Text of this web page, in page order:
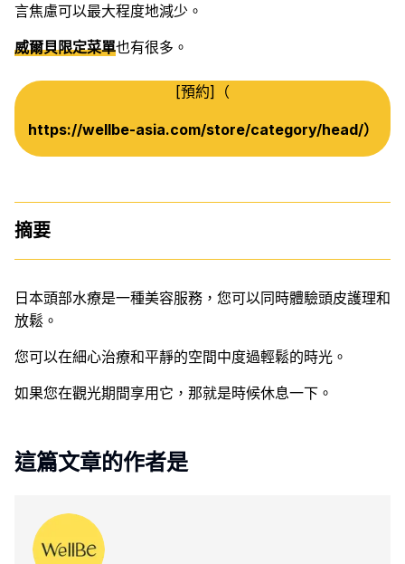
言焦慮可以最大程度地減少。
威爾貝限定菜單也有很多。
[預約]（
https://wellbe-asia.com/store/category/head/）
摘要
日本頭部水療是一種美容服務，您可以同時體驗頭皮護理和
放鬆。
您可以在細心治療和平靜的空間中度過輕鬆的時光。
如果您在觀光期間享用它，那就是時候休息一下。
這篇文章的作者是